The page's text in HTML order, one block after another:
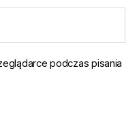
podczas pisania